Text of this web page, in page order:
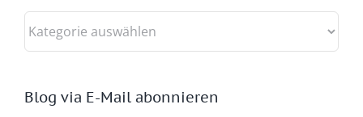
Kategorien
Blog via E-Mail abonnieren